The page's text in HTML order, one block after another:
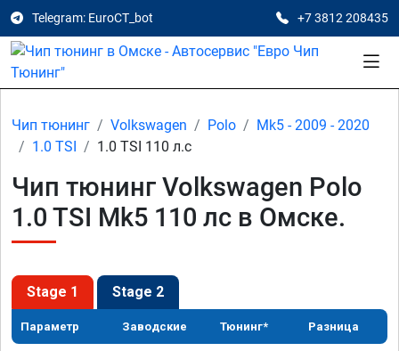
Telegram: EuroCT_bot +7 3812 208435
Чип тюнинг Volkswagen Polo
Mk5 - 2009 - 2020
1.0 TSI
1.0 TSI 110 л.с
Чип тюнинг Volkswagen Polo
1.0 TSI Mk5 110 лс в Омске.
Stage 1 Stage 2
Параметр Заводские Тюнинг* Разница